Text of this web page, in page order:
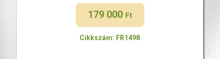
179 000 Ft
Cikkszám: FR1498